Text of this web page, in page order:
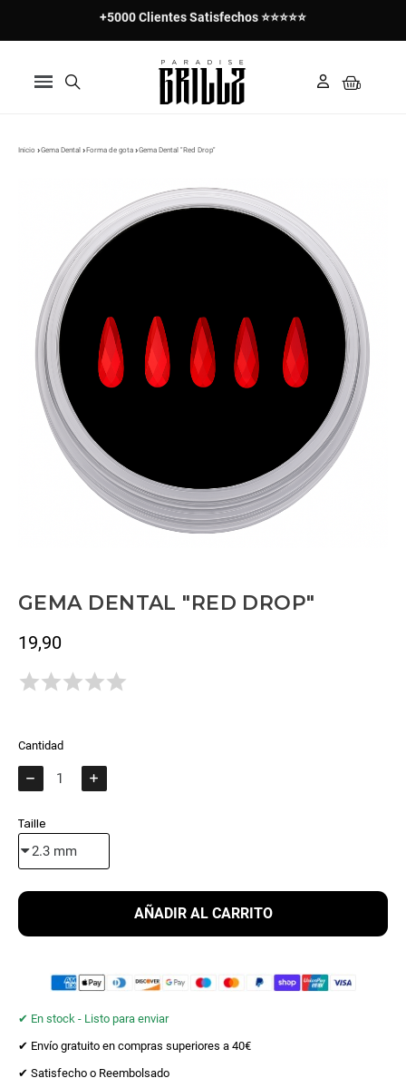
Inicio Gema Dental Forma de gota Gema Dental "Red Drop"
GEMA DENTAL "RED DROP"
19,90
Cantidad
Taille
AÑADIR AL CARRITO
✔︎ En stock - Listo para enviar
✔︎ Envío gratuito en compras superiores a 40€
✔︎ Satisfecho o Reembolsado